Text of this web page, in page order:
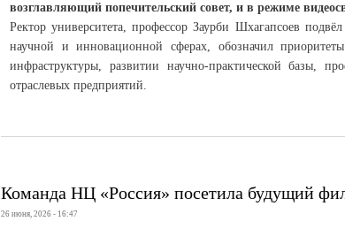
возглавляющий попечительский совет, и в режиме
Ректор университета, профессор Заурби Шхагапсоев
научной и инновационной сферах, обозначил
инфраструктуры, развитии научно-практической базы,
отраслевых предприятий.
Команда НЦ «Россия» посетила будущий
26 июня, 2026 - 16:47